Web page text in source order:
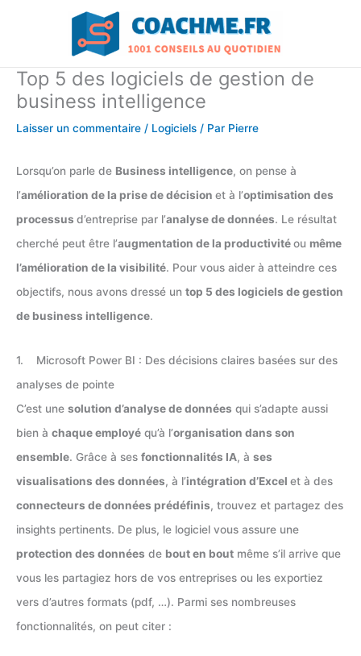
Top 5 des logiciels de gestion de
business intelligence
Laisser un commentaire / Logiciels / Par Pierre
Lorsqu’on parle de Business intelligence, on pense à
l’amélioration de la prise de décision et à l’optimisation des
processus d’entreprise par l’analyse de données. Le résultat
cherché peut être l’augmentation de la productivitéou même
l’amélioration de la visibilité. Pour vous aider à atteindre ces
objectifs, nous avons dressé un top 5 des logiciels de gestion
de business intelligence.
1. Microsoft Power BI : Des décisions claires basées sur des
analyses de pointe
C’est une solution d’analyse de données qui s’adapte aussi
bien à chaque employé qu’à l’organisation dans son
ensemble. Grâce à ses fonctionnalités IA, à ses
visualisations des données, à l’intégration d’Excel et à des
connecteurs de données prédéfinis, trouvez et partagez des
insights pertinents. De plus, le logiciel vous assure une
protection des données de bout en bout même s’il arrive que
vous les partagiez hors de vos entreprises ou les exportiez
vers d’autres formats (pdf, …). Parmi ses nombreuses
fonctionnalités, on peut citer :